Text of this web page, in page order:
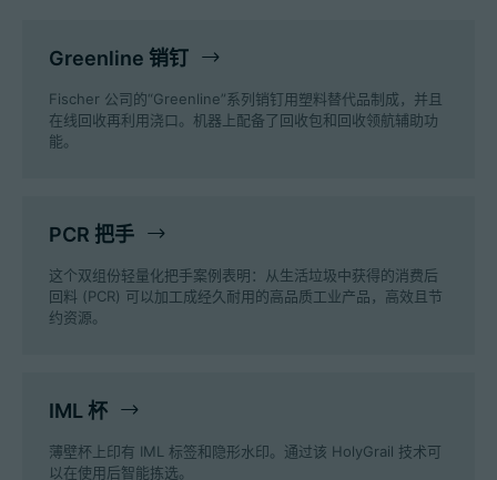
Greenline 销钉
Fischer 公司的“Greenline”系列销钉用塑料替代品制成，并且
在线回收再利用浇口。机器上配备了回收包和回收领航辅助功
能。
PCR 把手
这个双组份轻量化把手案例表明：从生活垃圾中获得的消费后
回料 (PCR) 可以加工成经久耐用的高品质工业产品，高效且节
约资源。
IML 杯
薄壁杯上印有 IML 标签和隐形水印。通过该 HolyGrail 技术可
以在使用后智能拣选。